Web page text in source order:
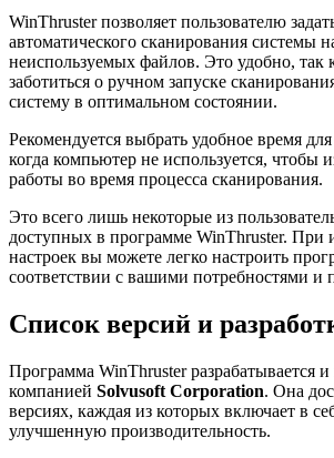
WinThruster позволяет пользователю
автоматического сканирования системы
неиспользуемых файлов. Это удобно, так
заботиться о ручном запуске
систему в оптимальном состоянии.
Рекомендуется выбрать удобное время
когда компьютер не используется, чтобы
работы во время процесса сканирования.
Это всего лишь некоторые из
доступных в программе WinThruster. При
настроек вы можете легко настроить
соответствии с вашими потребностями и
Список версий и
Программа WinThruster разрабатывается
компанией Solvusoft Corporation. Она
версиях, каждая из которых включает в
улучшенную производительность.